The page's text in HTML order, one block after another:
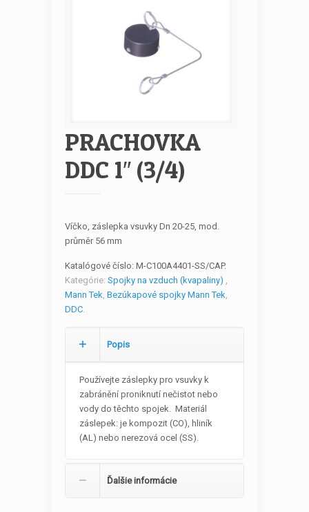
PRACHOVKA
DDC 1″ (3/4)
Víčko, záslepka vsuvky Dn 20-25, mod.
průměr 56 mm
Katalógové číslo: M-C100A4401-SS/CAP.
Kategórie: Spojky na vzduch (kvapaliny) ,
Mann Tek, Bezúkapové spojky Mann Tek,
DDC.
Popis
Používejte záslepky pro vsuvky k
zabránění proniknutí nečistot nebo
vody do těchto spojek. Materiál
záslepek: je kompozit (CO), hliník
(AL) nebo nerezová ocel (SS).
Ďalšie informácie